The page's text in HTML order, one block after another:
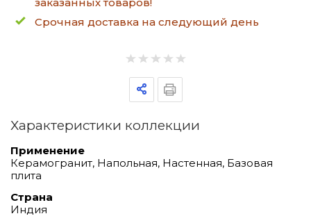
Срочная доставка на следующий день
Характеристики коллекции
Применение
Керамогранит, Напольная, Настенная, Базовая
плита
Страна
Индия